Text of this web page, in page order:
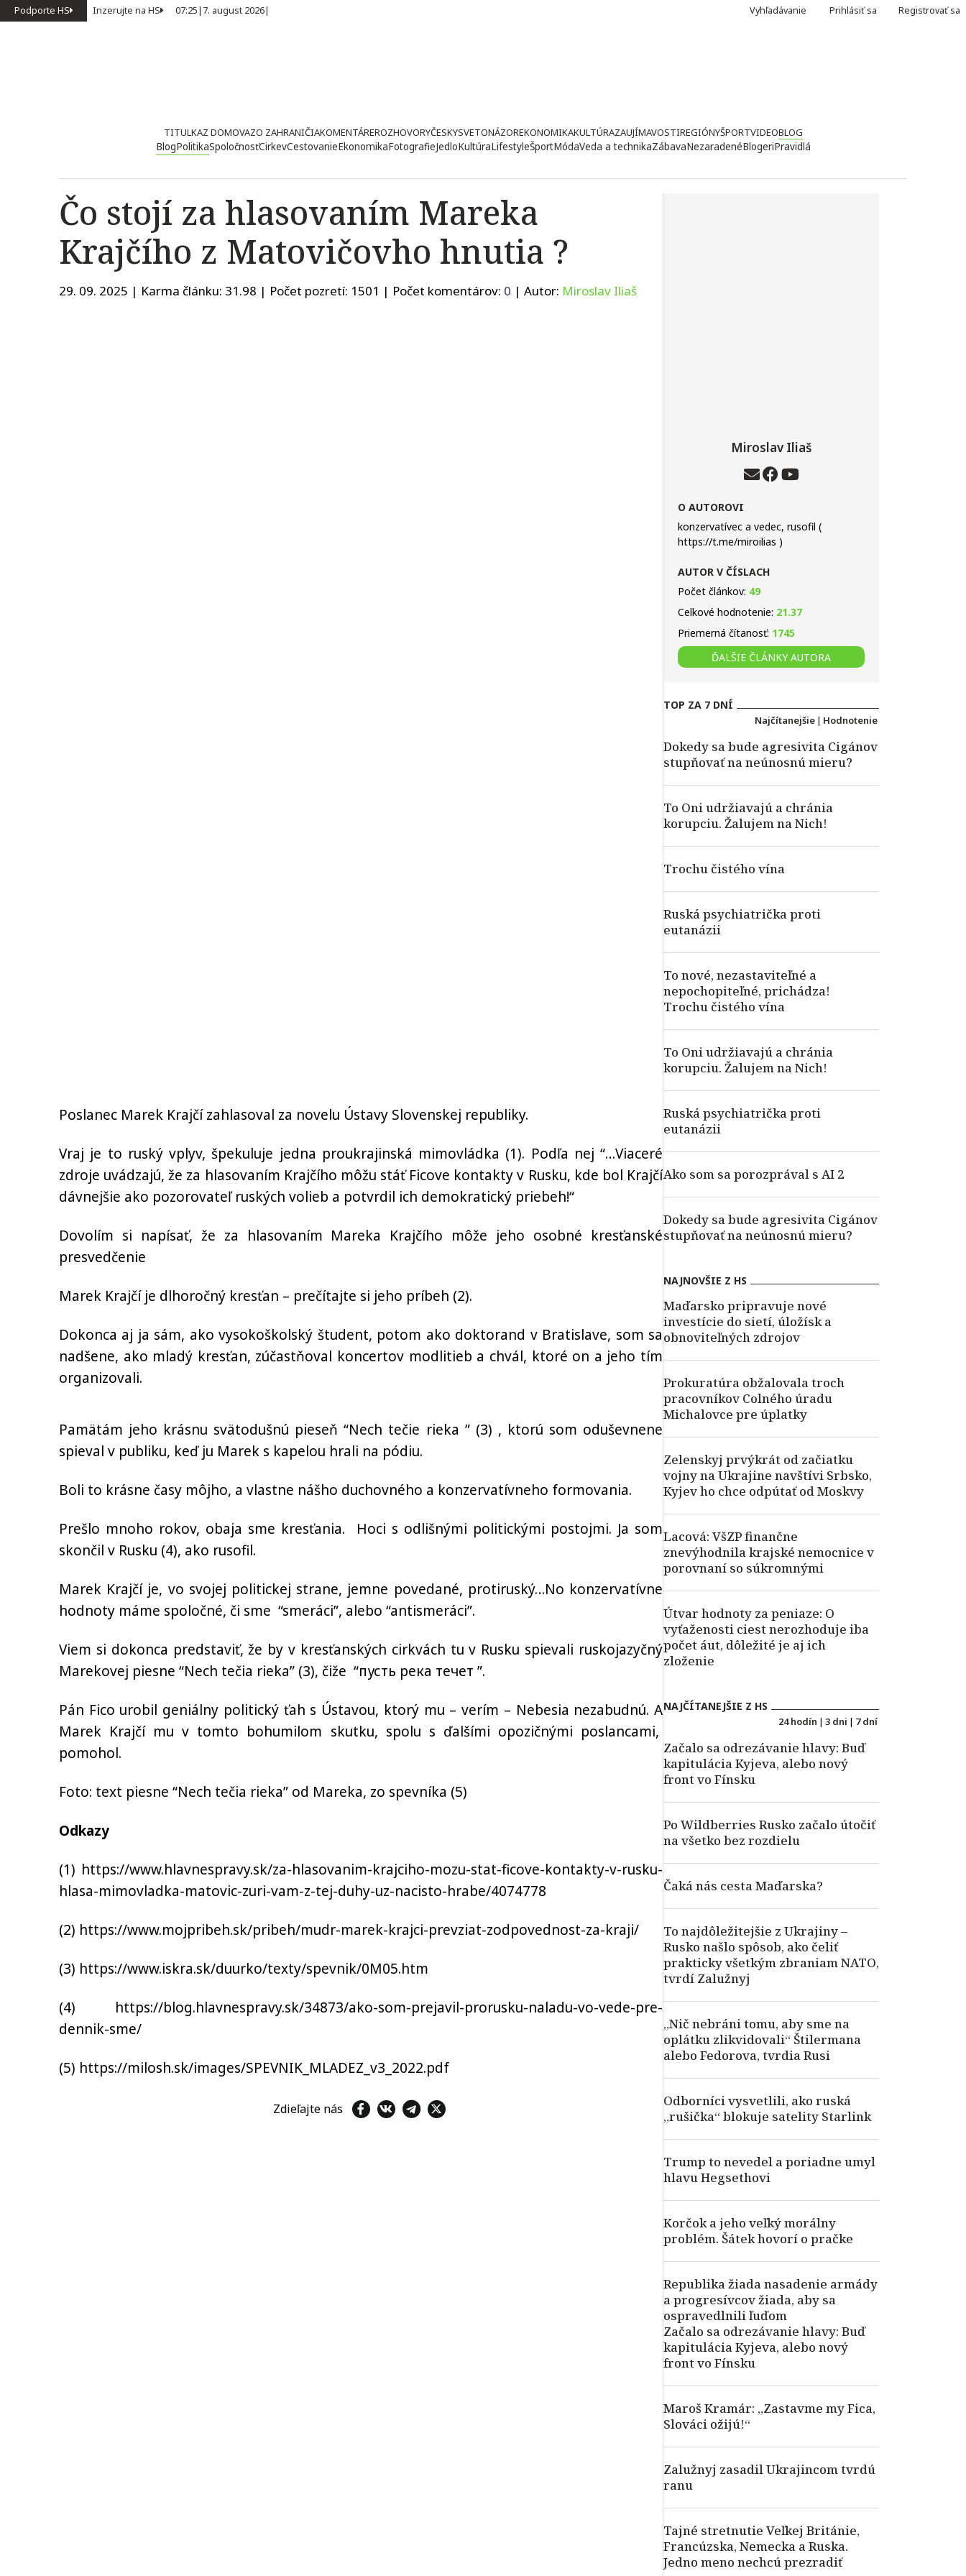
Podporte HS Inzerujte na HS 07:25| 7. august 2026| Vyhľadávanie Prihlásiť sa Registrovať sa
TITULKAZ DOMOVAZO ZAHRANIČIAKOMENTÁREROZHOVORYČESKYSVETONÁZOREKONOMIKAKULTÚRAZAUJÍMAVOSTIREGIÓNYŠPORTVIDEOBLOG
BlogPolitikaSpoločnosťCirkevCestovanieEkonomikaFotografieJedloKultúraLifestyleŠportMódaVeda a technikaZábavaNezaradenéBlogeriPravidlá
Čo stojí za hlasovaním Mareka
Krajčího z Matovičovho hnutia ?
29. 09. 2025 | Karma článku: 31.98 | Počet pozretí: 1501 | Počet komentárov: 0 | Autor: Miroslav Iliaš
Poslanec Marek Krajčí zahlasoval za novelu Ústavy Slovenskej republiky.
Vraj je to ruský vplyv, špekuluje jedna proukrajinská mimovládka (1). Podľa nej “…Viaceré
zdroje uvádzajú, že za hlasovaním Krajčího môžu stáť Ficove kontakty v Rusku, kde bol Krajčí
dávnejšie ako pozorovateľ ruských volieb a potvrdil ich demokratický priebeh!“
Dovolím si napísať, že za hlasovaním Mareka Krajčího môže jeho osobné kresťanské
presvedčenie
Marek Krajčí je dlhoročný kresťan – prečítajte si jeho príbeh (2).
Dokonca aj ja sám, ako vysokoškolský študent, potom ako doktorand v Bratislave, som sa
nadšene, ako mladý kresťan, zúčastňoval koncertov modlitieb a chvál, ktoré on a jeho tím
organizovali.
Pamätám jeho krásnu svätodušnú pieseň “Nech tečie rieka ” (3) , ktorú som oduševnene
spieval v publiku, keď ju Marek s kapelou hrali na pódiu.
Boli to krásne časy môjho, a vlastne nášho duchovného a konzervatívneho formovania.
Prešlo mnoho rokov, obaja sme kresťania. Hoci s odlišnými politickými postojmi. Ja som
skončil v Rusku (4), ako rusofil.
Marek Krajčí je, vo svojej politickej strane, jemne povedané, protiruský…No konzervatívne
hodnoty máme spoločné, či sme “smeráci”, alebo “antismeráci”.
Viem si dokonca predstaviť, že by v kresťanských cirkvách tu v Rusku spievali ruskojazyčný
Marekovej piesne “Nech tečia rieka” (3), čiže “пусть река течет ”.
Pán Fico urobil geniálny politický ťah s Ústavou, ktorý mu – verím – Nebesia nezabudnú. A
Marek Krajčí mu v tomto bohumilom skutku, spolu s ďalšími opozičnými poslancami,
pomohol.
Foto: text piesne “Nech tečia rieka” od Mareka, zo spevníka (5)
Odkazy
(1) https://www.hlavnespravy.sk/za-hlasovanim-krajciho-mozu-stat-ficove-kontakty-v-rusku-
hlasa-mimovladka-matovic-zuri-vam-z-tej-duhy-uz-nacisto-hrabe/4074778
(2) https://www.mojpribeh.sk/pribeh/mudr-marek-krajci-prevziat-zodpovednost-za-kraji/
(3) https://www.iskra.sk/duurko/texty/spevnik/0M05.htm
(4) https://blog.hlavnespravy.sk/34873/ako-som-prejavil-prorusku-naladu-vo-vede-pre-
dennik-sme/
(5) https://milosh.sk/images/SPEVNIK_MLADEZ_v3_2022.pdf
Zdieľajte nás
Miroslav Iliaš
O AUTOROVI
konzervatívec a vedec, rusofil (
https://t.me/miroilias )
AUTOR V ČÍSLACH
Počet článkov: 49
Celkové hodnotenie: 21.37
Priemerná čítanosť: 1745
ĎALŠIE ČLÁNKY AUTORA
TOP ZA 7 DNÍ
Najčítanejšie | Hodnotenie
Dokedy sa bude agresivita Cigánov
stupňovať na neúnosnú mieru?
To Oni udržiavajú a chránia
korupciu. Žalujem na Nich!
Trochu čistého vína
Ruská psychiatrička proti
eutanázii
To nové, nezastaviteľné a
nepochopiteľné, prichádza!
Trochu čistého vína
To Oni udržiavajú a chránia
korupciu. Žalujem na Nich!
Ruská psychiatrička proti
eutanázii
Ako som sa porozprával s AI 2
Dokedy sa bude agresivita Cigánov
stupňovať na neúnosnú mieru?
NAJNOVŠIE Z HS
Maďarsko pripravuje nové
investície do sietí, úložísk a
obnoviteľných zdrojov
Prokuratúra obžalovala troch
pracovníkov Colného úradu
Michalovce pre úplatky
Zelenskyj prvýkrát od začiatku
vojny na Ukrajine navštívi Srbsko,
Kyjev ho chce odpútať od Moskvy
Lacová: VšZP finančne
znevýhodnila krajské nemocnice v
porovnaní so súkromnými
Útvar hodnoty za peniaze: O
vyťaženosti ciest nerozhoduje iba
počet áut, dôležité je aj ich
zloženie
NAJČÍTANEJŠIE Z HS
24 hodín | 3 dni | 7 dní
Začalo sa odrezávanie hlavy: Buď
kapitulácia Kyjeva, alebo nový
front vo Fínsku
Po Wildberries Rusko začalo útočiť
na všetko bez rozdielu
Čaká nás cesta Maďarska?
To najdôležitejšie z Ukrajiny –
Rusko našlo spôsob, ako čeliť
prakticky všetkým zbraniam NATO,
tvrdí Zalužnyj
„Nič nebráni tomu, aby sme na
oplátku zlikvidovali“ Štilermana
alebo Fedorova, tvrdia Rusi
Odborníci vysvetlili, ako ruská
„rušička“ blokuje satelity Starlink
Trump to nevedel a poriadne umyl
hlavu Hegsethovi
Korčok a jeho veľký morálny
problém. Šátek hovorí o pračke
Republika žiada nasadenie armády
a progresívcov žiada, aby sa
ospravedlnili ľuďom
Začalo sa odrezávanie hlavy: Buď
kapitulácia Kyjeva, alebo nový
front vo Fínsku
Maroš Kramár: „Zastavme my Fica,
Slováci ožijú!“
Zalužnyj zasadil Ukrajincom tvrdú
ranu
Tajné stretnutie Veľkej Británie,
Francúzska, Nemecka a Ruska.
Jedno meno nechcú prezradiť